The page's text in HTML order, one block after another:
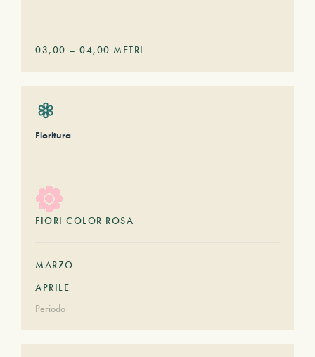
03,00 – 04,00 METRI
Fioritura
FIORI COLOR ROSA
MARZO
APRILE
Periodo